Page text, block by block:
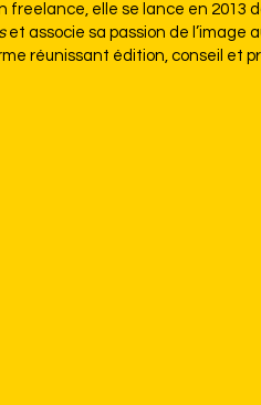
freelance, elle se lance en 2013
et associe sa passion de l’image
réunissant édition, conseil et